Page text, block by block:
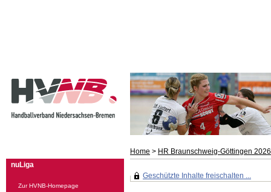
Home > HR Braunschweig-Göttingen
nuLiga
Zur HVNB-Homepage
Geschützte Inhalte freischalten ...